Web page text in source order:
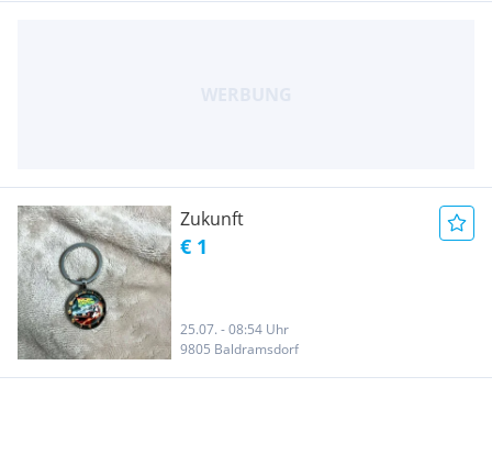
Zukunft
€ 1
25.07. - 08:54 Uhr
9805 Baldramsdorf